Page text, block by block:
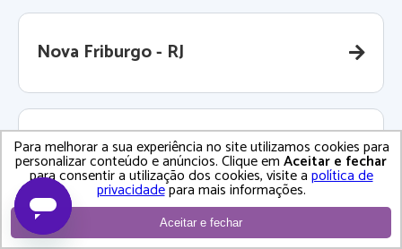
Nova Friburgo - RJ
Nova Iguaçu - RJ
Para melhorar a sua experiência no site utilizamos cookies para
personalizar conteúdo e anúncios. Clique emAceitar e fechar
para consentir a utilização dos cookies, visite apolítica de
privacidadepara mais informações.
Aceitar e fechar